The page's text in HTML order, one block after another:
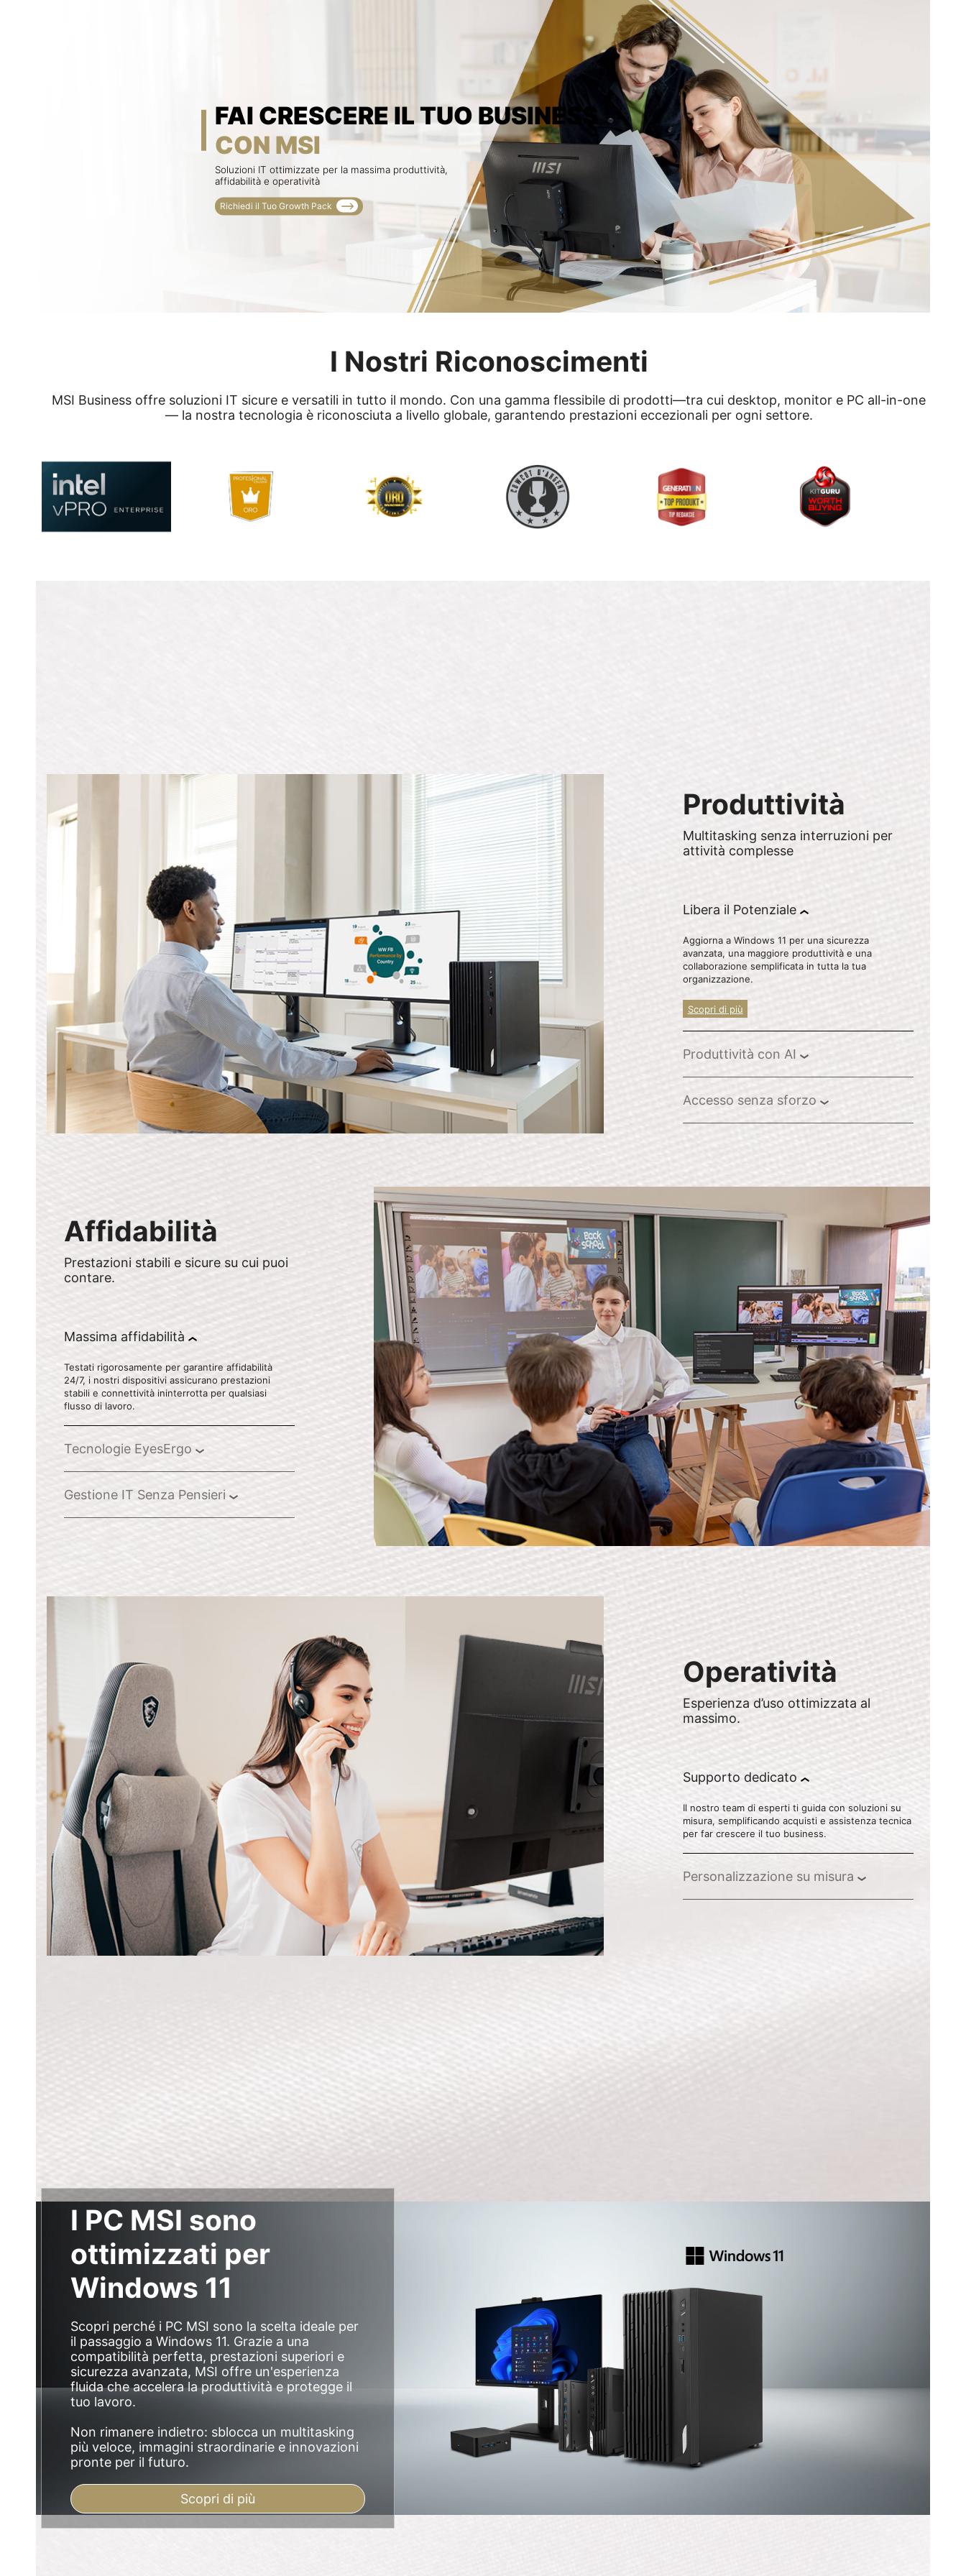
FAI CRESCERE IL TUO BUSINESS
CON MSI
Soluzioni IT ottimizzate per la massima produttività,
affidabilità e operatività
Richiedi il Tuo Growth Pack
I Nostri Riconoscimenti
MSI Business offre soluzioni IT sicure e versatili in tutto il mondo. Con una gamma flessibile di prodotti—tra cui desktop, monitor e PC all-in-one
— la nostra tecnologia è riconosciuta a livello globale, garantendo prestazioni eccezionali per ogni settore.
Produttività
Multitasking senza interruzioni per
attività complesse
Libera il Potenziale
Aggiorna a Windows 11 per una sicurezza
avanzata, una maggiore produttività e una
collaborazione semplificata in tutta la tua
organizzazione.
Scopri di più
Produttività con AI
Accesso senza sforzo
Affidabilità
Prestazioni stabili e sicure su cui puoi
contare.
Massima affidabilità
Testati rigorosamente per garantire affidabilità
24/7, i nostri dispositivi assicurano prestazioni
stabili e connettività ininterrotta per qualsiasi
flusso di lavoro.
Tecnologie EyesErgo
Gestione IT Senza Pensieri
Operatività
Esperienza d’uso ottimizzata al
massimo.
Supporto dedicato
Il nostro team di esperti ti guida con soluzioni su
misura, semplificando acquisti e assistenza tecnica
per far crescere il tuo business.
Personalizzazione su misura
I PC MSI sono
ottimizzati per
Windows 11
Scopri perché i PC MSI sono la scelta ideale per
il passaggio a Windows 11. Grazie a una
compatibilità perfetta, prestazioni superiori e
sicurezza avanzata, MSI offre un'esperienza
fluida che accelera la produttività e protegge il
tuo lavoro.
Non rimanere indietro: sblocca un multitasking
più veloce, immagini straordinarie e innovazioni
pronte per il futuro.
Scopri di più